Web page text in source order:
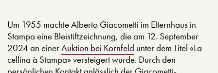
Um 1955 machte Alberto Giacometti im Elternhaus in
Stampa eine Bleistiftzeichnung, die am 12. September
2024 an einerAuktion bei Kornfeld unter dem Titel «La
cellina à Stampa» versteigert wurde. Durch den